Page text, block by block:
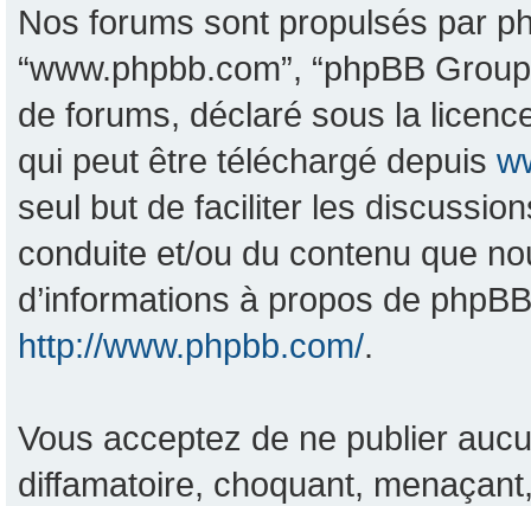
Nos forums sont propulsés par
“www.phpbb.com”, “phpBB
de forums, déclaré sous la
qui peut être téléchargé depuis
seul but de faciliter les
conduite et/ou du contenu que
d’informations à propos de
http://www.phpbb.com/.
Vous acceptez de ne publier
diffamatoire, choquant,